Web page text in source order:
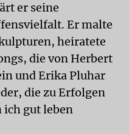
er seine
Er malte
heiratete
die von Herbert
und Erika Pluhar
die zu Erfolgen
ich gut leben